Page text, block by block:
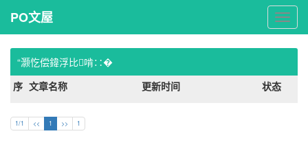
PO
文
屋
PO文屋
“灏忔偿鍏浮比啃∷�
序 文章名称 更新时间 状态
1/1 << 1 >> 1